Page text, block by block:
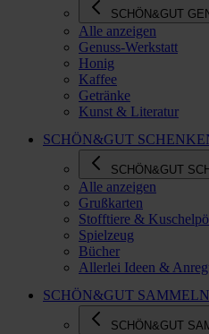
SCHÖN&GUT
Alle anzeigen
Genuss-Werkstatt
Honig
Kaffee
Getränke
Kunst & Literatur
SCHÖN&GUT
SCHÖN&GUT
Alle anzeigen
Grußkarten
Stofftiere &
Spielzeug
Bücher
Allerlei Ideen &
SCHÖN&GUT SAMMELN
SCHÖN&GUT